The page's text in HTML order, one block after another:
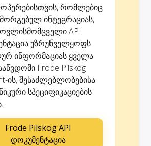
რომლებიც
მორგებულ ინტეგრაციას,
API
უზრუნველყოფს
ინფორმაციას ყველა
Frode Pilskog
ის, შესაძლებლობებისა
სპეციფიკაციების
Frode Pilskog API
დოკუმენტაცია